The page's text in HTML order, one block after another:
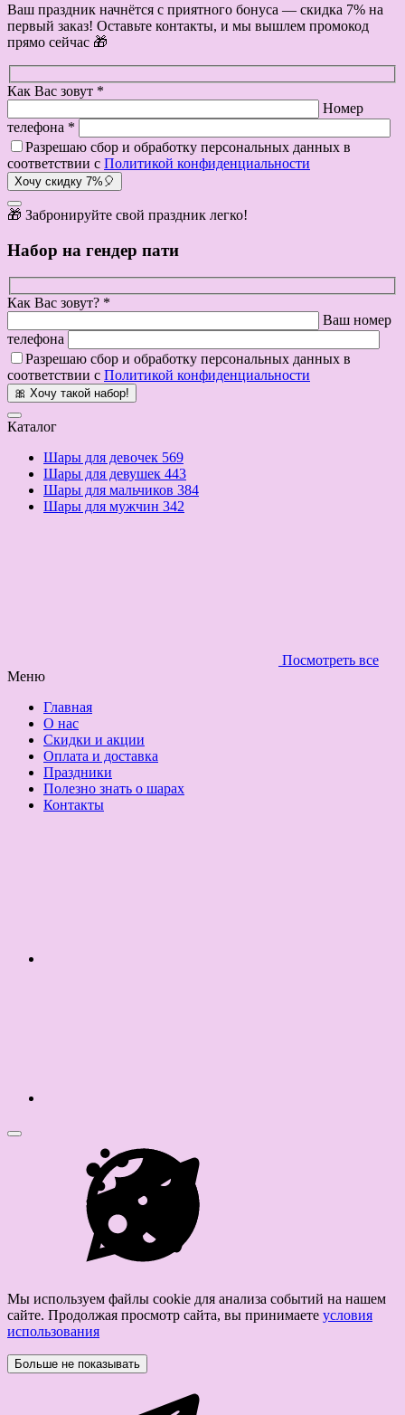
Ваш праздник начнётся с приятного бонуса — скидка 7% на
первый заказ! Оставьте контакты, и мы вышлем промокод
прямо сейчас 🎁
Как Вас зовут *
Номер
телефона *
Разрешаю сбор и обработку персональных данных в
соответствии с Политикой конфиденциальности
Хочу скидку 7%🎈
🎁 Забронируйте свой праздник легко!
Набор на гендер пати
Как Вас зовут? *
Ваш номер
телефона
Разрешаю сбор и обработку персональных данных в
соответствии с Политикой конфиденциальности
🎀 Хочу такой набор!
Каталог
Шары для девочек 569
Шары для девушек 443
Шары для мальчиков 384
Шары для мужчин 342
Посмотреть все
Меню
Главная
О нас
Скидки и акции
Оплата и доставка
Праздники
Полезно знать о шарах
Контакты
Мы используем файлы cookie для анализа событий на нашем
сайте. Продолжая просмотр сайта, вы принимаете условия
использования
Больше не показывать